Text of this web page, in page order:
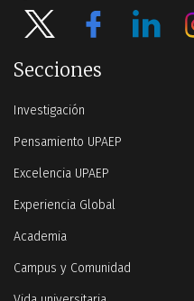
Secciones
Investigación
Pensamiento UPAEP
Excelencia UPAEP
Experiencia Global
Academia
Campus y Comunidad